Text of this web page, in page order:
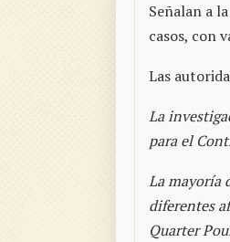
Señalan a
casos, con
Las
La
para el
La mayoría
diferentes
Quarter